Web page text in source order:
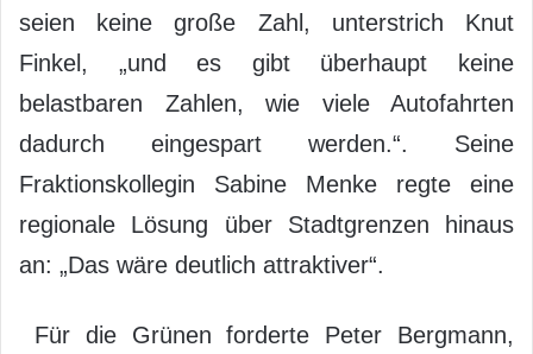
seien keine große Zahl, unterstrich Knut
Finkel, „und es gibt überhaupt keine
belastbaren Zahlen, wie viele Autofahrten
dadurch eingespart werden.“. Seine
Fraktionskollegin Sabine Menke regte eine
regionale Lösung über Stadtgrenzen hinaus
an: „Das wäre deutlich attraktiver“.
Für die Grünen forderte Peter Bergmann,